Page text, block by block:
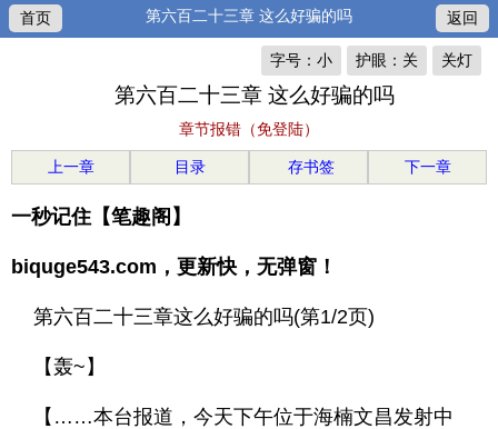
首页 第六百二十三章 这么好骗的吗 返回
关灯
护眼：关
字号：小
第六百二十三章 这么好骗的吗
章节报错（免登陆）
上一章 目录 存书签 下一章
一秒记住【笔趣阁】
biquge543.com，更新快，无弹窗！
第六百二十三章这么好骗的吗(第1/2页)
【轰~】
【……本台报道，今天下午位于海楠文昌发射中